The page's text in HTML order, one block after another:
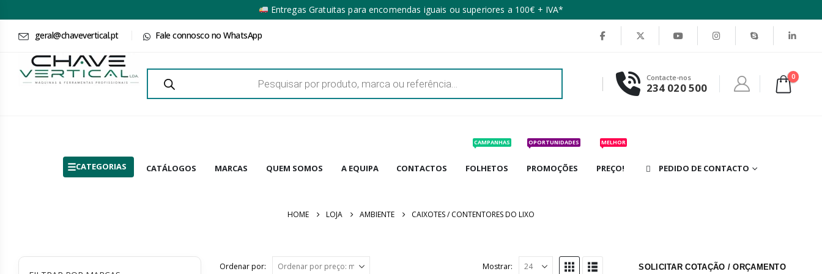
Entregas Gratuitas para encomendas iguais ou superiores a 100€ + IVA*
geral@chavevertical.pt Fale connosco no WhatsApp
Products
search Contacte-nos
234 020 500
0
CATEGORIAS CATÁLOGOS MARCAS QUEM SOMOS A EQUIPA CONTACTOS FOLHETOS
CAMPANHAS
PROMOÇÕES
OPORTUNIDADES
PREÇO!
MELHOR
PEDIDO DE CONTACTO
HOME LOJA AMBIENTE CAIXOTES / CONTENTORES DO LIXO
Ordenar por: Mostrar: SOLICITAR COTAÇÃO / ORÇAMENTO